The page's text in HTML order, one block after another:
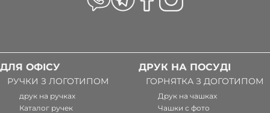
ДЛЯ ОФІСУ
РУЧКИ З ЛОГОТИПОМ
друк на ручках
Каталог ручек
ДРУК НА ПОСУДІ
ГОРНЯТКА З ДОГОТИПОМ
Друк на чашках
Чашки с фото